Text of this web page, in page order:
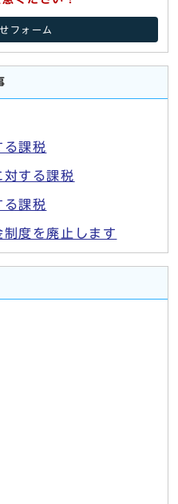
フォーム
課税
する課税
課税
度を廃止します